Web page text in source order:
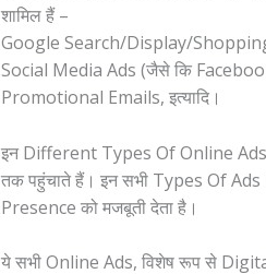
शामिल हैं –
Google Search/Display/
Social Media Ads (जैसे कि
Promotional Emails, इत्यादि।
इन Different Types Of Online
तक पहुंचाते हैं। इन सभी Types Of
Presence को मजबूती देता है।
ये सभी Online Ads, विशेष रूप से